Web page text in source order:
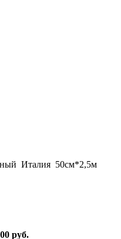
Италия 50см*2,5м
руб.